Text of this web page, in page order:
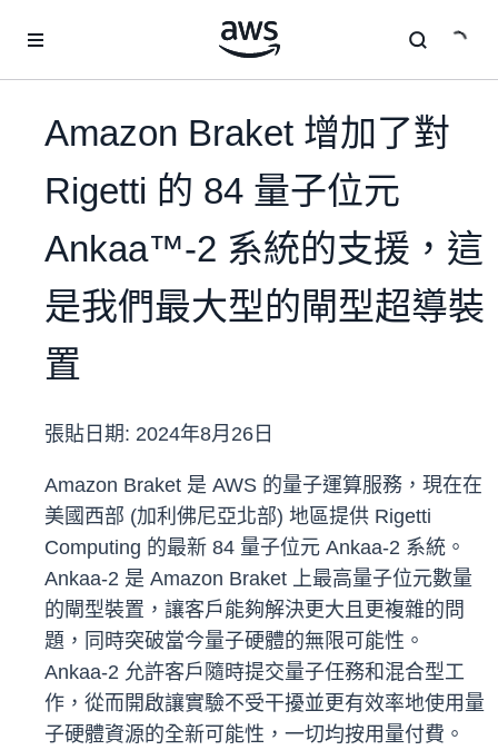
Amazon Braket 增加了對
Rigetti 的 84 量子位元
Ankaa™-2 系統的支援，這
是我們最大型的閘型超導裝
置
張貼日期: 2024年8月26日
Amazon Braket 是 AWS 的量子運算服務，現在在
美國西部 (加利佛尼亞北部) 地區提供 Rigetti
Computing 的最新 84 量子位元 Ankaa-2 系統。
Ankaa-2 是 Amazon Braket 上最高量子位元數量
的閘型裝置，讓客戶能夠解決更大且更複雜的問
題，同時突破當今量子硬體的無限可能性。
Ankaa-2 允許客戶隨時提交量子任務和混合型工
作，從而開啟讓實驗不受干擾並更有效率地使用量
子硬體資源的全新可能性，一切均按用量付費。